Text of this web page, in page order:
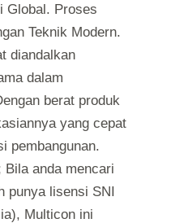
Global. Proses
Teknik Modern.
diandalkan
dalam
berat produk
yang cepat
pembangunan.
anda mencari
punya lisensi SNI
Multicon ini